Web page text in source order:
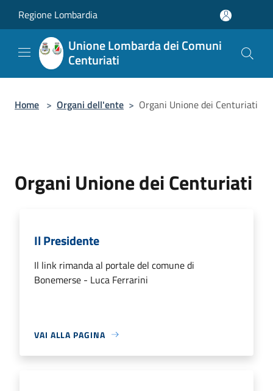
Regione Lombardia
Unione Lombarda dei Comuni
Centuriati
Home > Organi dell'ente > Organi Unione dei Centuriati
Organi Unione dei Centuriati
Il Presidente
Il link rimanda al portale del comune di
Bonemerse - Luca Ferrarini
VAI ALLA PAGINA